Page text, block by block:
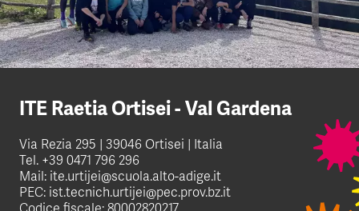
ITE Raetia Ortisei - Val Gardena
Via Rezia 295 | 39046 Ortisei | Italia
Tel. +39 0471 796 296
Mail: ite.urtijei@scuola.alto-adige.it
PEC: ist.tecnich.urtijei@pec.prov.bz.it